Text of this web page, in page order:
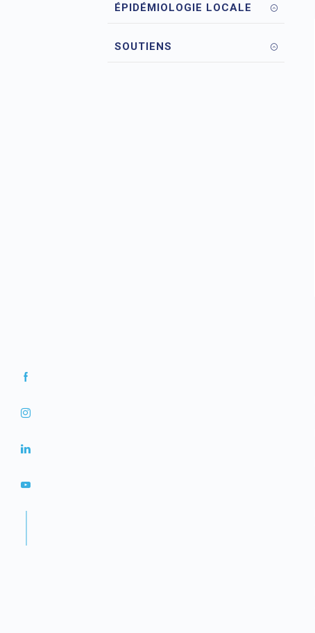
ÉPIDÉMIOLOGIE LOCALE
SOUTIENS